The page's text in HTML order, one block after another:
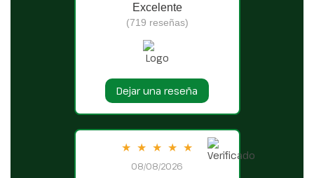
Excelente
(719 reseñas)
Dejar una reseña
★ ★ ★ ★ ★
08/08/2026